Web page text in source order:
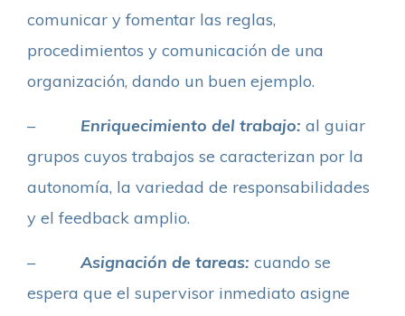
comunicar y fomentar las reglas,
procedimientos y comunicación de una
organización, dando un buen ejemplo.
– Enriquecimiento del trabajo: al guiar
grupos cuyos trabajos se caracterizan por la
autonomía, la variedad de responsabilidades
y el feedback amplio.
– Asignación de tareas: cuando se
espera que el supervisor inmediato asigne